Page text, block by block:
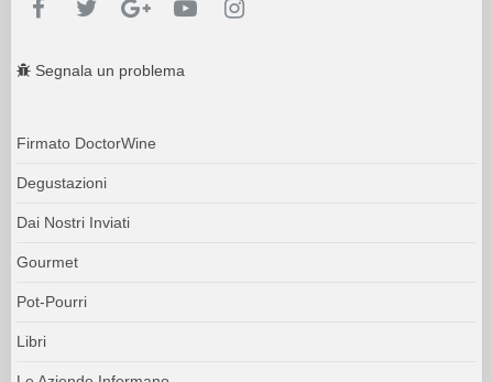
Segnala un problema
Firmato DoctorWine
Degustazioni
Dai Nostri Inviati
Gourmet
Pot-Pourri
Libri